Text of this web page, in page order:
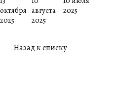
игзаго
мМати
октября
2025
вяжем
вместе
ТуСофк
августа
2025
2025
Назад к списку